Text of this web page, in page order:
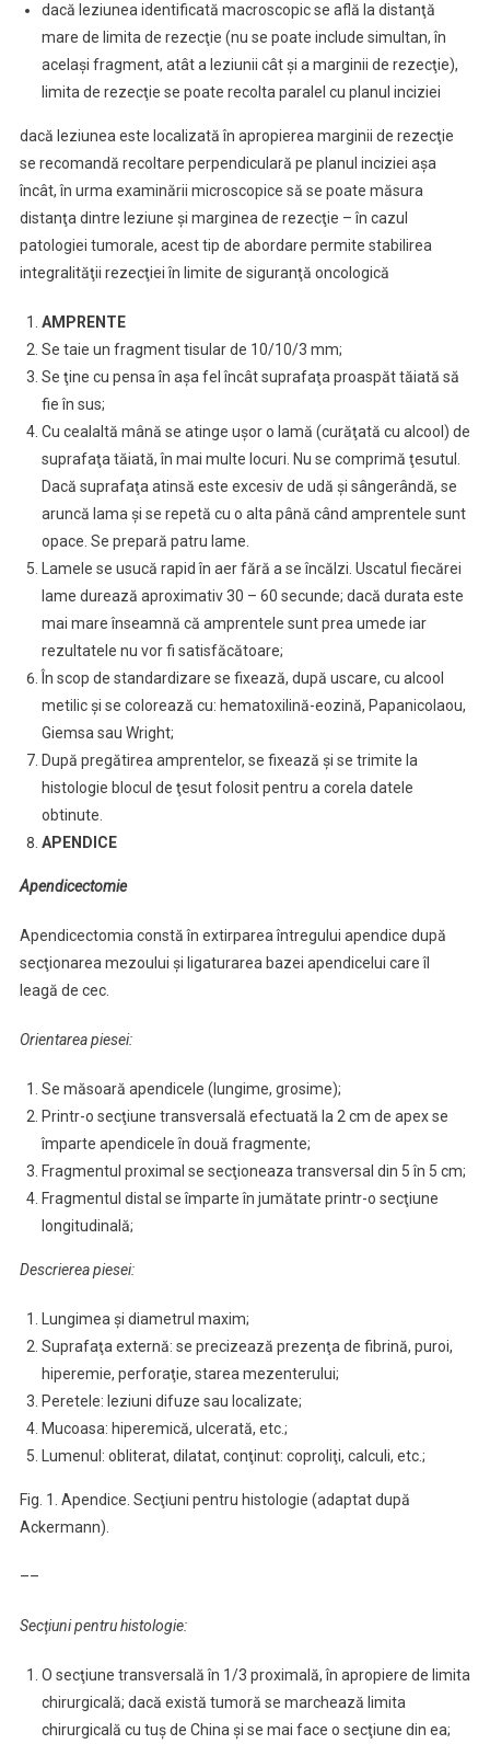
dacă leziunea identificată macroscopic se află la distanţă
mare de limita de rezecţie (nu se poate include simultan, în
acelaşi fragment, atât a leziunii cât şi a marginii de rezecţie),
limita de rezecţie se poate recolta paralel cu planul inciziei
dacă leziunea este localizată în apropierea marginii de rezecţie
se recomandă recoltare perpendiculară pe planul inciziei aşa
încât, în urma examinării microscopice să se poate măsura
distanţa dintre leziune şi marginea de rezecţie – în cazul
patologiei tumorale, acest tip de abordare permite stabilirea
integralităţii rezecţiei în limite de siguranţă oncologică
AMPRENTE
Se taie un fragment tisular de 10/10/3 mm;
Se ţine cu pensa în aşa fel încât suprafaţa proaspăt tăiată să
fie în sus;
Cu cealaltă mână se atinge uşor o lamă (curăţată cu alcool) de
suprafaţa tăiată, în mai multe locuri. Nu se comprimă ţesutul.
Dacă suprafaţa atinsă este excesiv de udă şi sângerândă, se
aruncă lama şi se repetă cu o alta până când amprentele sunt
opace. Se prepară patru lame.
Lamele se usucă rapid în aer fără a se încălzi. Uscatul fiecărei
lame durează aproximativ 30 – 60 secunde; dacă durata este
mai mare înseamnă că amprentele sunt prea umede iar
rezultatele nu vor fi satisfăcătoare;
În scop de standardizare se fixează, după uscare, cu alcool
metilic şi se colorează cu: hematoxilină-eozină, Papanicolaou,
Giemsa sau Wright;
După pregătirea amprentelor, se fixează şi se trimite la
histologie blocul de ţesut folosit pentru a corela datele
obtinute.
APENDICE
Apendicectomie
Apendicectomia constă în extirparea întregului apendice după
secţionarea mezoului şi ligaturarea bazei apendicelui care îl
leagă de cec.
Orientarea piesei:
Se măsoară apendicele (lungime, grosime);
Printr-o secţiune transversală efectuată la 2 cm de apex se
împarte apendicele în două fragmente;
Fragmentul proximal se secţioneaza transversal din 5 în 5 cm;
Fragmentul distal se împarte în jumătate printr-o secţiune
longitudinală;
Descrierea piesei:
Lungimea şi diametrul maxim;
Suprafaţa externă: se precizează prezenţa de fibrină, puroi,
hiperemie, perforaţie, starea mezenterului;
Peretele: leziuni difuze sau localizate;
Mucoasa: hiperemică, ulcerată, etc.;
Lumenul: obliterat, dilatat, conţinut: coproliţi, calculi, etc.;
Fig. 1. Apendice. Secţiuni pentru histologie (adaptat după
Ackermann).
––
Secţiuni pentru histologie:
O secţiune transversală în 1/3 proximală, în apropiere de limita
chirurgicală; dacă există tumoră se marchează limita
chirurgicală cu tuş de China şi se mai face o secţiune din ea;